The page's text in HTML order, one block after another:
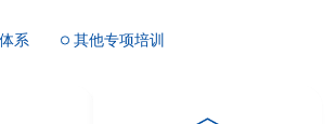
系 其他专项培训